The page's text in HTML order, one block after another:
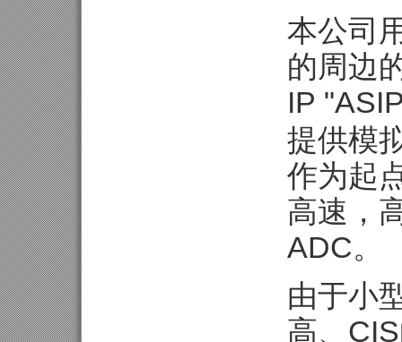
本公司
的周边
IP
提供模
作为起
高速，
ADC。
由于小
高、